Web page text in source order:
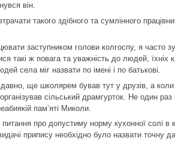
він.
такого здібного та сумлінного
заступником голови колгоспу, я часто
такі ж повага та уважність до людей,
села міг назвати по імені і по батькові.
ще школярем бував тут у друзів, а
, організував сільський драмгурток. Не один раз
пам’яті Миколи.
про допустиму норму кухонної солі в
припису необхідно було назвати точну